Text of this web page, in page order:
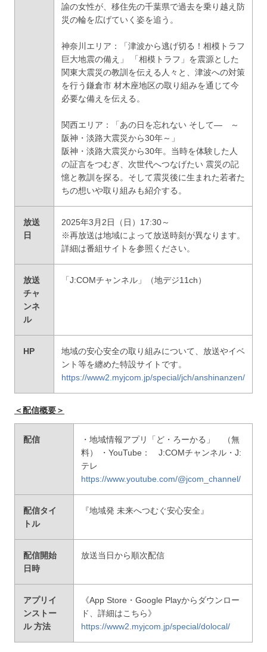
諭の女性が、移住先の千葉県で過去を乗り越え防
災の輪を広げていく姿を追う。
神奈川エリア：「津波から逃げ切る！相模トラフ
巨大地震の備え」 「相模トラフ」を震源とした
関東大震災の教訓を伝える人々と、津波への対策
を行う鎌倉市 材木座地区の取り組みを通じて今
必要な備えを伝える。
関西エリア：「あの日を忘れない そして― ～
阪神・淡路大震災から30年～」
阪神・淡路大震災から30年。当時を体験した人
の証言をつむぎ、次世代へつなげたい 震災の記
憶と教訓を探る。そして震災後に生まれた若者た
ちの想いや取り組みも紹介する。
放送
日
2025年3月2日（日）17:30～
※再放送は地域によって放送時刻が異なります。
詳細は番組サイトを参照ください。
放送
チャ
ンネ
ル
「J:COMチャンネル」（地デジ11ch）
HP
地域の安心安全の取り組みについて、放送やイベ
ント等を纏めた特設サイトです。
https://www2.myjcom.jp/special/jch/anshinanzen/
＜配信概要＞
配信
・地域情報アプリ「ど・ろーかる」 （無
料） ・YouTube： J:COMチャンネル・J:
テレ
https://www.youtube.com/@jcom_channel/
配信タイ
トル
『地域発 未来へつむぐ安心安全』
配信開始
日時
放送当日から順次配信
アプリイ
ンストー
ル 方法
《App Store・Google Playからダウンロー
ド、詳細はこちら》
https://www2.myjcom.jp/special/dolocal/